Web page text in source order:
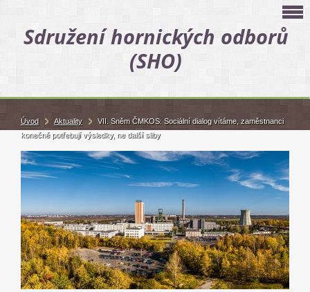
Sdružení hornických odborů
(SHO)
Úvod Aktuality
VII. Sněm ČMKOS: Sociální dialog vítáme, zaměstnanci
konečně potřebují výsledky, ne další sliby